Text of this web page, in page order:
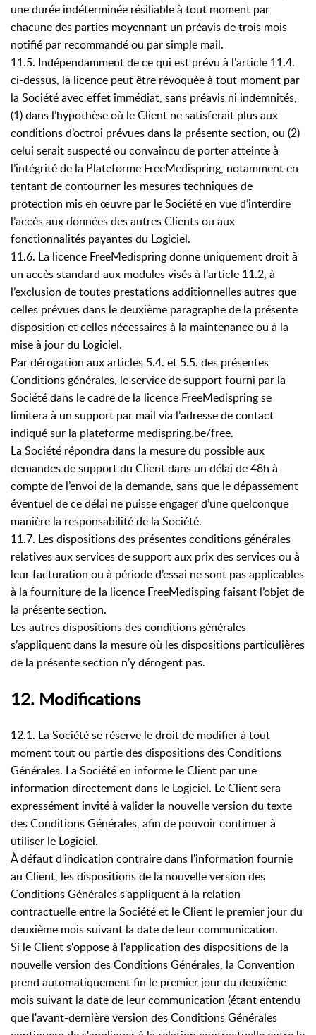
une durée indéterminée résiliable à tout moment par
chacune des parties moyennant un préavis de trois mois
notifié par recommandé ou par simple mail.
11.5. Indépendamment de ce qui est prévu à l’article 11.4.
ci-dessus, la licence peut être révoquée à tout moment par
la Société avec effet immédiat, sans préavis ni indemnités,
(1) dans l’hypothèse où le Client ne satisferait plus aux
conditions d’octroi prévues dans la présente section, ou (2)
celui serait suspecté ou convaincu de porter atteinte à
l’intégrité de la Plateforme FreeMedispring, notamment en
tentant de contourner les mesures techniques de
protection mis en œuvre par le Société en vue d’interdire
l’accès aux données des autres Clients ou aux
fonctionnalités payantes du Logiciel.
11.6. La licence FreeMedispring donne uniquement droit à
un accès standard aux modules visés à l’article 11.2, à
l’exclusion de toutes prestations additionnelles autres que
celles prévues dans le deuxième paragraphe de la présente
disposition et celles nécessaires à la maintenance ou à la
mise à jour du Logiciel.
Par dérogation aux articles 5.4. et 5.5. des présentes
Conditions générales, le service de support fourni par la
Société dans le cadre de la licence FreeMedispring se
limitera à un support par mail via l’adresse de contact
indiqué sur la plateforme medispring.be/free.
La Société répondra dans la mesure du possible aux
demandes de support du Client dans un délai de 48h à
compte de l’envoi de la demande, sans que le dépassement
éventuel de ce délai ne puisse engager d’une quelconque
manière la responsabilité de la Société.
11.7. Les dispositions des présentes conditions générales
relatives aux services de support aux prix des services ou à
leur facturation ou à période d’essai ne sont pas applicables
à la fourniture de la licence FreeMedisping faisant l’objet de
la présente section.
Les autres dispositions des conditions générales
s’appliquent dans la mesure où les dispositions particulières
de la présente section n’y dérogent pas.
12. Modifications
12.1. La Société se réserve le droit de modifier à tout
moment tout ou partie des dispositions des Conditions
Générales. La Société en informe le Client par une
information directement dans le Logiciel. Le Client sera
expressément invité à valider la nouvelle version du texte
des Conditions Générales, afin de pouvoir continuer à
utiliser le Logiciel.
À défaut d'indication contraire dans l'information fournie
au Client, les dispositions de la nouvelle version des
Conditions Générales s'appliquent à la relation
contractuelle entre la Société et le Client le premier jour du
deuxième mois suivant la date de leur communication.
Si le Client s'oppose à l'application des dispositions de la
nouvelle version des Conditions Générales, la Convention
prend automatiquement fin le premier jour du deuxième
mois suivant la date de leur communication (étant entendu
que l'avant-dernière version des Conditions Générales